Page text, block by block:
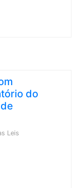
do
Leis